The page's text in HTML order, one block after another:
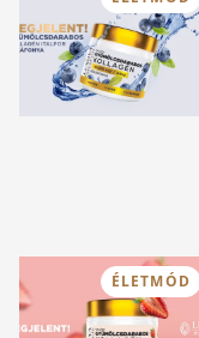
ÉLETMÓD